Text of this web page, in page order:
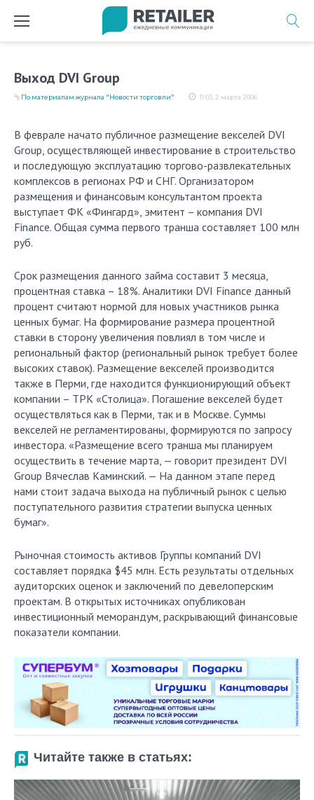
Выход DVI Group
11:03, 2 марта 2006
По материалам журнала "Новости торговли"
В феврале начато публичное размещение векселей DVI
Group, осуществляющей инвестирование в строительство
и последующую эксплуатацию торгово-развлекательных
комплексов в регионах РФ и СНГ. Организатором
размещения и финансовым консультантом проекта
выступает ФК «Фингард», эмитент – компания DVI
Finance. Общая сумма первого транша составляет 100 млн
руб.
Срок размещения данного займа составит 3 месяца,
процентная ставка – 18%. Аналитики DVI Finance данный
процент считают нормой для новых участников рынка
ценных бумаг. На формирование размера процентной
ставки в сторону увеличения повлиял в том числе и
региональный фактор (региональный рынок требует более
высоких ставок). Размещение векселей производится
также в Перми, где находится функционирующий объект
компании – ТРК «Столица». Погашение векселей будет
осуществляться как в Перми, так и в Москве. Суммы
векселей не регламентированы, формируются по запросу
инвестора. «Размещение всего транша мы планируем
осуществить в течение марта, — говорит президент DVI
Group Вячеслав Каминский. — На данном этапе перед
нами стоит задача выхода на публичный рынок с целью
поступательного развития стратегии выпуска ценных
бумаг».
Рыночная стоимость активов Группы компаний DVI
составляет порядка $45 млн. Есть результаты отдельных
аудиторских оценок и заключений по девелоперским
проектам. В открытых источниках опубликован
инвестиционный меморандум, раскрывающий финансовые
показатели компании.
Читайте также в статьях: